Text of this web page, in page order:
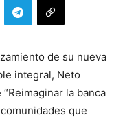
de su nueva
integral, Neto
la banca
que